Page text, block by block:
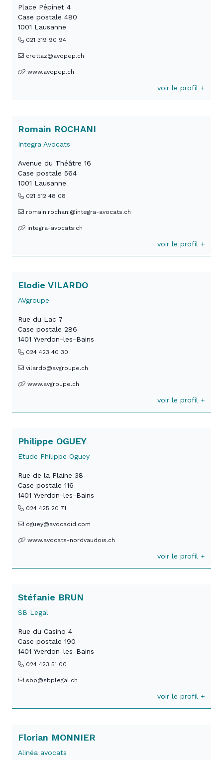
Place Pépinet 4
Case postale 480
1001 Lausanne
021 319 90 94
crettaz@avopep.ch
www.avopep.ch
voir le profil +
Romain ROCHANI
Integra Avocats
Avenue du Théâtre 16
Case postale 564
1001 Lausanne
021 512 48 08
romain.rochani@integra-avocats.ch
integra-avocats.ch
voir le profil +
Elodie VILARDO
AVgroupe
Rue du Lac 7
Case postale 286
1401 Yverdon-les-Bains
024 423 40 30
vilardo@avgroupe.ch
www.avgroupe.ch
voir le profil +
Philippe OGUEY
Etude Philippe Oguey
Rue de la Plaine 38
Case postale 116
1401 Yverdon-les-Bains
024 425 20 71
oguey@avocadid.com
www.avocats-nordvaudois.ch
voir le profil +
Stéfanie BRUN
SB Legal
Rue du Casino 4
Case postale 190
1401 Yverdon-les-Bains
024 423 51 00
sbp@sbplegal.ch
voir le profil +
Florian MONNIER
Alinéa avocats